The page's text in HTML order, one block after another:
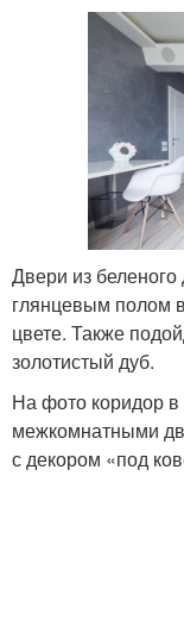
Двери из
глянцевым полом
цвете. Также
золотистый дуб.
На фото коридор в
межкомнатными
с декором «под